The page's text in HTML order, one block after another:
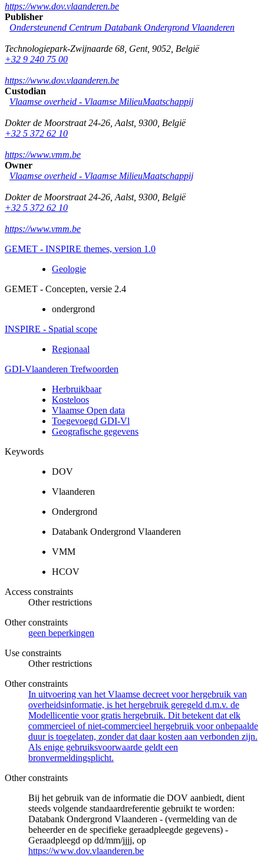
https://www.dov.vlaanderen.be
Publisher
Ondersteunend Centrum Databank Ondergrond Vlaanderen
Technologiepark-Zwijnaarde 68 Gent, 9052 België
+32 9 240 75 00
https://www.dov.vlaanderen.be
Custodian
Vlaamse overheid - Vlaamse MilieuMaatschappij
Dokter de Moorstraat 24-26 Aalst, 9300 België
+32 5 372 62 10
https://www.vmm.be
Owner
Vlaamse overheid - Vlaamse MilieuMaatschappij
Dokter de Moorstraat 24-26 Aalst, 9300 België
+32 5 372 62 10
https://www.vmm.be
GEMET - INSPIRE themes, version 1.0
Geologie
GEMET - Concepten, versie 2.4
ondergrond
INSPIRE - Spatial scope
Regionaal
GDI-Vlaanderen Trefwoorden
Herbruikbaar
Kosteloos
Vlaamse Open data
Toegevoegd GDI-Vl
Geografische gegevens
Keywords
DOV
Vlaanderen
Ondergrond
Databank Ondergrond Vlaanderen
VMM
HCOV
Access constraints
Other restrictions
Other constraints
geen beperkingen
Use constraints
Other restrictions
Other constraints
In uitvoering van het Vlaamse decreet voor hergebruik van
overheidsinformatie, is het hergebruik geregeld d.m.v. de
Modellicentie voor gratis hergebruik. Dit betekent dat elk
commercieel of niet-commercieel hergebruik voor onbepaalde
duur is toegelaten, zonder dat daar kosten aan verbonden zijn.
Als enige gebruiksvoorwaarde geldt een
bronvermeldingsplicht.
Other constraints
Bij het gebruik van de informatie die DOV aanbiedt, dient
steeds volgende standaardreferentie gebruikt te worden:
Databank Ondergrond Vlaanderen - (vermelding van de
beheerder en de specifieke geraadpleegde gegevens) -
Geraadpleegd op dd/mm/jjjj, op
https://www.dov.vlaanderen.be